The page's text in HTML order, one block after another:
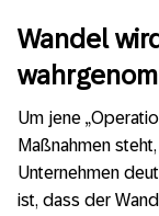
Wandel
Um jene
Maßnahmen
Unternehmen
ist, dass der